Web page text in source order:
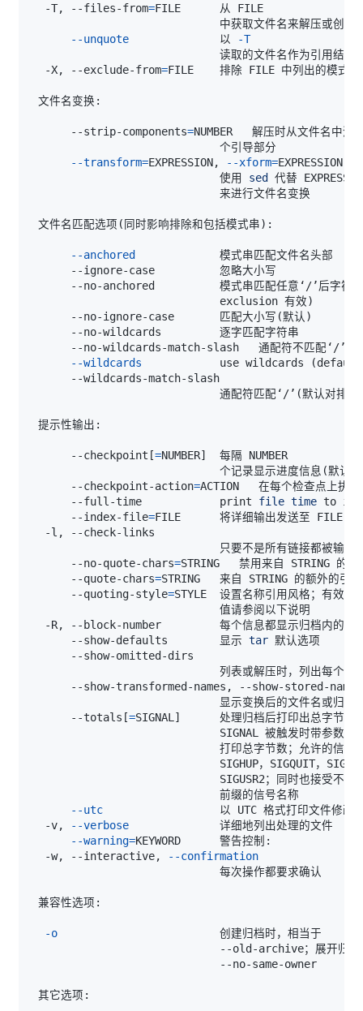
  -T, --files-from
=
--unquote
              以
-T
                             读取的文件名作为引用结束
  -X, --exclude-from
=
      --strip-components
=
--transform=EXPRESSION, --xform=
                             使用
sed
文件名匹配选项 ( 同时影响排除和包括模式串)
--anchored
      --no-anchored          模式串匹配任意‘/’后字符
                             exclusion 有效
)
      --no-ignore-case       匹配大小写
(默认 )
--wildcards
            use wildcards
(default
                             通配符匹配‘/’
(默认对排除
      --checkpoint
[=NUMBER]
                             个记录显示进度信息
(默认
      --checkpoint-action
=
      --full-time            print
file time
      --index-file
=
      --no-quote-chars
=
      --quote-chars
=
      --quoting-style
=
      --show-defaults        显示
tar
      --totals
[=SIGNAL ]
--utc
  -v,
--verbose
--warning=
  -w, --interactive,
--confirmation
-o